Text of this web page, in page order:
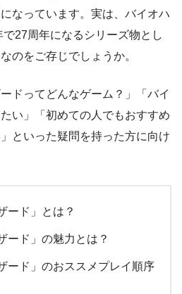
なっています。実は、バイオハ
27周年になるシリーズ物とし
のをご存じでしょうか。
ドってどんなゲーム？」「バイ
い」「初めての人でもおすすめ
といった疑問を持った方に向け
ード」とは？
ード」の魅力とは？
ード」のおススメプレイ順序